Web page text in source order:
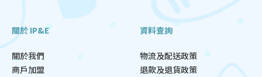
關於 IP&E
關於我們
商戶加盟
資料查詢
物流及配送政策
退款及退貨政策